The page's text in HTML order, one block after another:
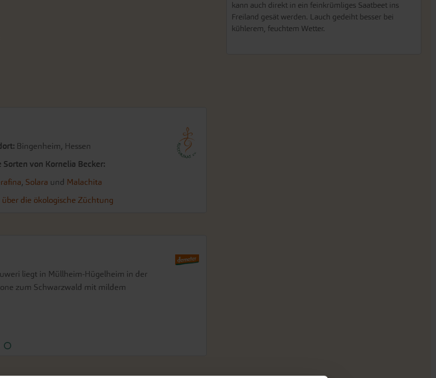
Bingenheim, Hessen
von Kornelia Becker:
, Solara und Malachita
die ökologische Züchtung
liegt in Müllheim-Hügelheim in der
zum Schwarzwald mit mildem
in Querciola
und Samenbaubetrieb in Querciola,
auf ca. 650 m ü. NN gelegen.
kann auch direkt in ein feinkrümliges Saatbeet ins
Freiland gesät werden. Lauch gedeiht besser bei
kühlerem, feuchtem Wetter.